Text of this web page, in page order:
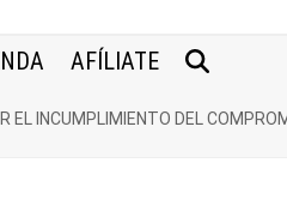
AFÍLIATE
EL INCUMPLIMIENTO DEL